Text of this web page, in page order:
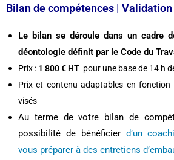
Bilan de compétences | Validation
Le bilan se déroule dans un cadre
déontologie définit par le Code du
Prix : 1 800€ HT pour une base de 14 h
Prix et contenu adaptables en
visés
Au terme de votre bilan de
possibilité de bénéficier d’un
vous préparer à des entretiens